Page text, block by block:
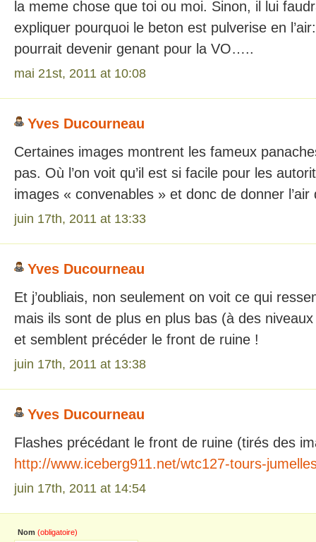
la meme chose que toi ou moi. Sinon, il lui
expliquer pourquoi le beton est pulverise en
pourrait devenir genant pour la VO…..
mai 21st, 2011 at 10:08
Yves Ducourneau
Certaines images montrent les fameux
pas. Où l’on voit qu’il est si facile pour les
images « convenables » et donc de donner
juin 17th, 2011 at 13:33
Yves Ducourneau
Et j’oubliais, non seulement on voit ce qui
mais ils sont de plus en plus bas (à des
et semblent précéder le front de ruine !
juin 17th, 2011 at 13:38
Yves Ducourneau
Flashes précédant le front de ruine (tirés des
http://www.iceberg911.net/wtc127-tours-
juin 17th, 2011 at 14:54
Nom (obligatoire)